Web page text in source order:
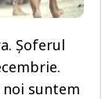
Şoferul
noi suntem